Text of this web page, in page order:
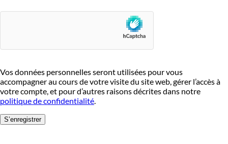
Vos données personnelles seront utilisées pour vous
accompagner au cours de votre visite du site web, gérer l’accès à
votre compte, et pour d’autres raisons décrites dans notre
politique de confidentialité.
S’enregistrer